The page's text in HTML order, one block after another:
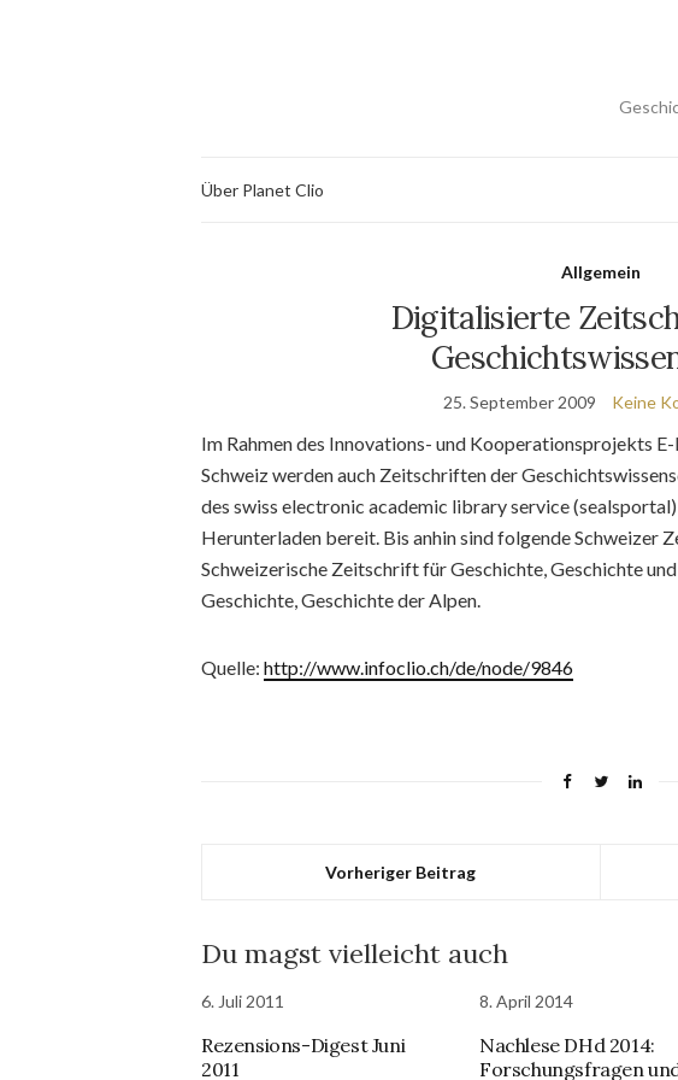
Über Planet Clio
Allgemein
Digitalisierte
25. September 2009 Keine
Im Rahmen des Innovations- und Kooperationsprojekts
Schweiz werden auch Zeitschriften der
des swiss electronic academic library service
Herunterladen bereit. Bis anhin sind folgende
Schweizerische Zeitschrift für Geschichte, Geschichte
Geschichte, Geschichte der Alpen.
Quelle: http://www.infoclio.ch/de/node/9846
Vorheriger Beitrag
Du magst vielleicht auch
6. Juli 2011
Rezensions-Digest Juni
2011
8. April 2014
Nachlese DHd 2014:
Forschungsfragen